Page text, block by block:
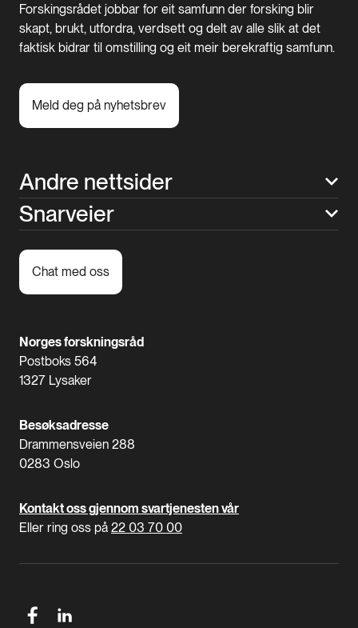
Forskingsrådet jobbar for eit samfunn der forsking blir
skapt, brukt, utfordra, verdsett og delt av alle slik at det
faktisk bidrar til omstilling og eit meir berekraftig samfunn.
Meld deg på nyhetsbrev
Andre nettsider
Snarveier
Chat med oss
Norges forskningsråd
Postboks 564
1327 Lysaker
Besøksadresse
Drammensveien 288
0283 Oslo
Kontakt oss gjennom svartjenesten vår
Eller ring oss på 22 03 70 00